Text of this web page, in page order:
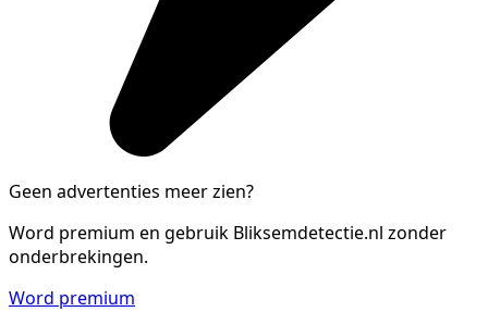
Geen advertenties meer zien?
Word premium en gebruik Bliksemdetectie.nl zonder
onderbrekingen.
Word premium